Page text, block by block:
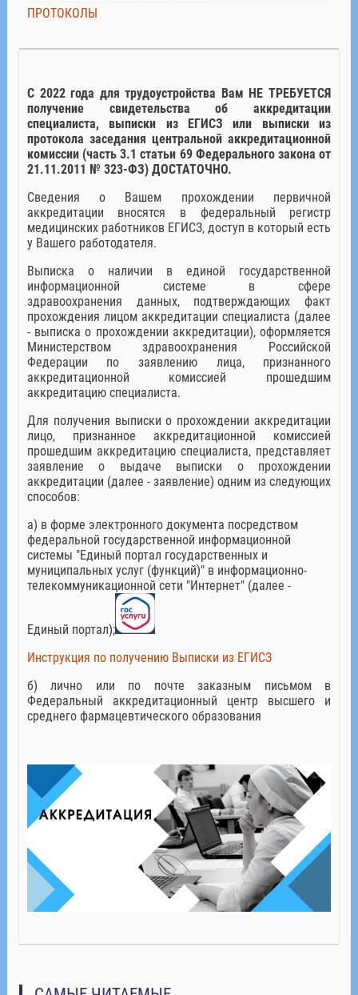
ПРОТОКОЛЫ
С 2022 года для трудоустройства Вам НЕ ТРЕБУЕТСЯ
получение свидетельства об аккредитации
специалиста, выписки из ЕГИСЗ или выписки из
протокола заседания центральной аккредитационной
комиссии (часть 3.1 статьи 69 Федерального закона от
21.11.2011 № 323-ФЗ) ДОСТАТОЧНО.
Сведения о Вашем прохождении первичной
аккредитации вносятся в федеральный регистр
медицинских работников ЕГИСЗ, доступ в который есть
у Вашего работодателя.
Выписка о наличии в единой государственной
информационной системе в сфере
здравоохранения данных, подтверждающих факт
прохождения лицом аккредитации специалиста (далее
- выписка о прохождении аккредитации), оформляется
Министерством здравоохранения Российской
Федерации по заявлению лица, признанного
аккредитационной комиссией прошедшим
аккредитацию специалиста.
Для получения выписки о прохождении аккредитации
лицо, признанное аккредитационной комиссией
прошедшим аккредитацию специалиста, представляет
заявление о выдаче выписки о прохождении
аккредитации (далее - заявление) одним из следующих
способов:
а) в форме электронного документа посредством
федеральной государственной информационной
системы "Единый портал государственных и
муниципальных услуг (функций)" в информационно-
телекоммуникационной сети "Интернет" (далее -
Единый портал);
Инструкция по получению Выписки из ЕГИСЗ
б) лично или по почте заказным письмом в
Федеральный аккредитационный центр высшего и
среднего фармацевтического образования